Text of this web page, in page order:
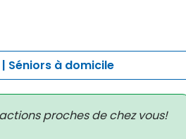
Séniors à domicile
proches de chez vous!